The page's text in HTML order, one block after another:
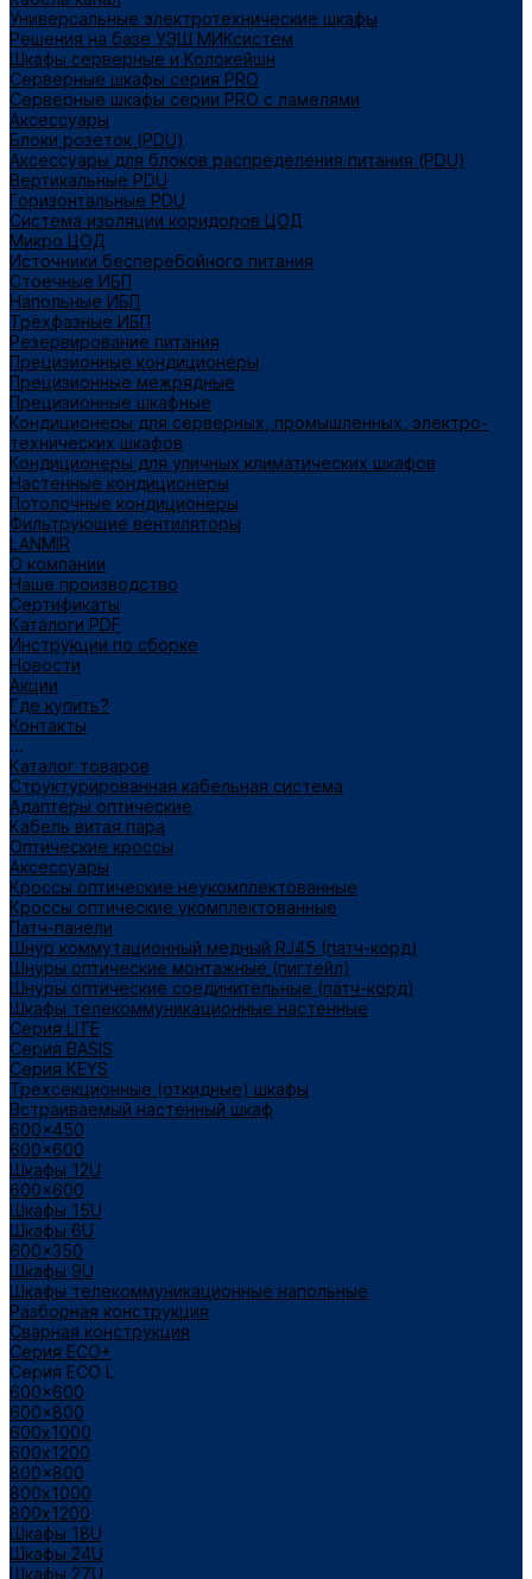
Универсальные электротехнические шкафы
Решения на базе УЭШ МИКсистем
Шкафы серверные и Колокейшн
Серверные шкафы серия PRO
Серверные шкафы серии PRO с ламелями
Аксессуары
Блоки розеток (PDU)
Аксессуары для блоков распределения питания (PDU)
Вертикальные PDU
Горизонтальные PDU
Система изоляции коридоров ЦОД
Микро ЦОД
Источники бесперебойного питания
Стоечные ИБП
Напольные ИБП
Трёхфазные ИБП
Резервирование питания
Прецизионные кондиционеры
Прецизионные межрядные
Прецизионные шкафные
Кондиционеры для серверных, промышленных, электро-
технических шкафов
Кондиционеры для уличных климатических шкафов
Настенные кондиционеры
Потолочные кондиционеры
Фильтрующие вентиляторы
LANMIR
О компании
Наше производство
Сертификаты
Каталоги PDF
Инструкции по сборке
Новости
Акции
Где купить?
Контакты
...
Каталог товаров
Структурированная кабельная система
Адаптеры оптические
Кабель витая пара
Оптические кроссы
Аксессуары
Кроссы оптические неукомплектованные
Кроссы оптические укомплектованные
Патч-панели
Шнур коммутационный медный RJ45 (патч-корд)
Шнуры оптические монтажные (пигтейл)
Шнуры оптические соединительные (патч-корд)
Шкафы телекоммуникационные настенные
Cерия LITE
Cерия BASIS
Cерия KEYS
Трехсекционные (откидные) шкафы
Встраиваемый настенный шкаф
600x450
600x600
Шкафы 12U
600x600
Шкафы 15U
Шкафы 6U
600x350
Шкафы 9U
Шкафы телекоммуникационные напольные
Разборная конструкция
Сварная конструкция
Серия ECO+
Серия ECO L
600x600
600x800
600х1000
600х1200
800x800
800х1000
800х1200
Шкафы 18U
Шкафы 24U
Шкафы 27U